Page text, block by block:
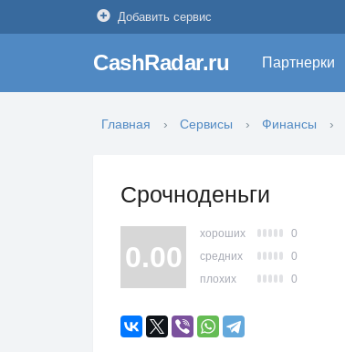
Добавить сервис
CashRadar.ru Партнерки
Главная Сервисы Финансы
Срочноденьги
0.00
хороших
0
средних
0
плохих
0